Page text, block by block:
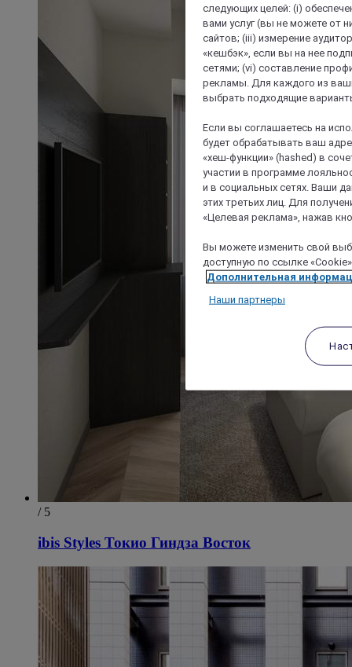
/ 5
ibis Styles Токио Гиндза Восток
следующих целей: (i)
вами услуг (вы не можете от
сайтов; (iii) измерение
«кешбэк», если вы на нее
сетями; (vi) составление
рекламы. Для каждого из
выбрать подходящие
Если вы соглашаетесь на
будет обрабатывать ваш
«хеш-функции» (hashed) в
участии в программе
и в социальных сетях. Ваши
этих третьих лиц. Для
«Целевая реклама», нажав
Вы можете изменить свой
доступную по ссылке
Дополнительная
Наши партнеры